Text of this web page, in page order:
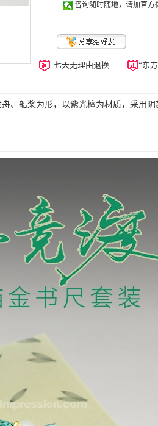
咨询随时随地，请加官方
七天无理由退换 “东
、船桨为形，以紫光檀为材质，采用阴